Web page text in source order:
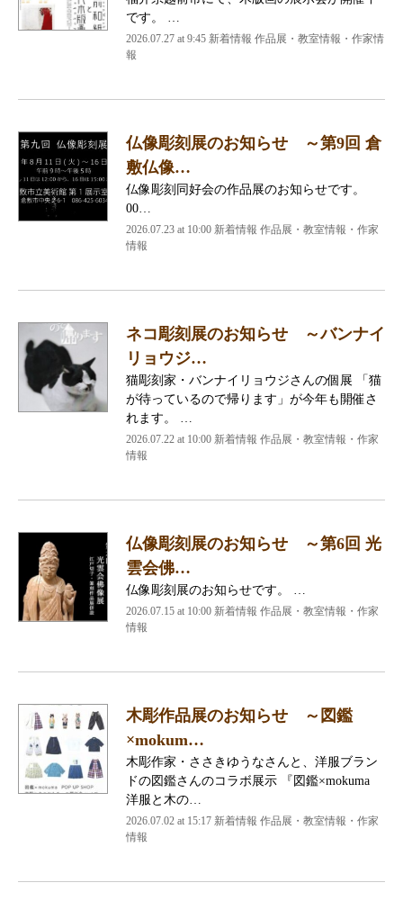
です。 …
2026.07.27 at 9:45 新着情報 作品展・教室情報・作家情
報
仏像彫刻展のお知らせ ～第9回 倉
敷仏像…
仏像彫刻同好会の作品展のお知らせです。
00…
2026.07.23 at 10:00 新着情報 作品展・教室情報・作家
情報
ネコ彫刻展のお知らせ ～バンナイ
リョウジ…
猫彫刻家・バンナイリョウジさんの個展 「猫
が待っているので帰ります」が今年も開催さ
れます。 …
2026.07.22 at 10:00 新着情報 作品展・教室情報・作家
情報
仏像彫刻展のお知らせ ～第6回 光
雲会佛…
仏像彫刻展のお知らせです。 …
2026.07.15 at 10:00 新着情報 作品展・教室情報・作家
情報
木彫作品展のお知らせ ～図鑑
×mokum…
木彫作家・ささきゆうなさんと、洋服ブラン
ドの図鑑さんのコラボ展示 『図鑑×mokuma
洋服と木の…
2026.07.02 at 15:17 新着情報 作品展・教室情報・作家
情報